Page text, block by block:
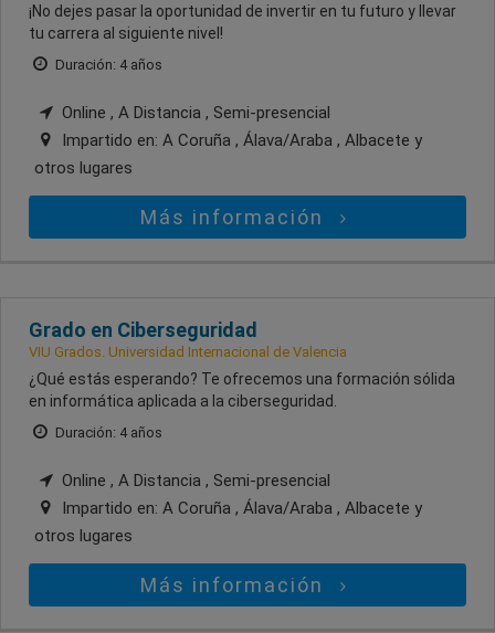
¡No dejes pasar la oportunidad de invertir en tu futuro y llevar
tu carrera al siguiente nivel!
Duración: 4 años
Online , A Distancia , Semi-presencial
Impartido en: A Coruña , Álava/Araba , Albacete y
otros lugares
Más información
Grado en Ciberseguridad
VIU Grados. Universidad Internacional de Valencia
¿Qué estás esperando? Te ofrecemos una formación sólida
en informática aplicada a la ciberseguridad.
Duración: 4 años
Online , A Distancia , Semi-presencial
Impartido en: A Coruña , Álava/Araba , Albacete y
otros lugares
Más información